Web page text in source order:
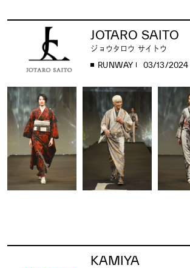
JOTARO SAITO
ジョウタロウ サイトウ
RUNWAY 03/13/2024
KAMIYA